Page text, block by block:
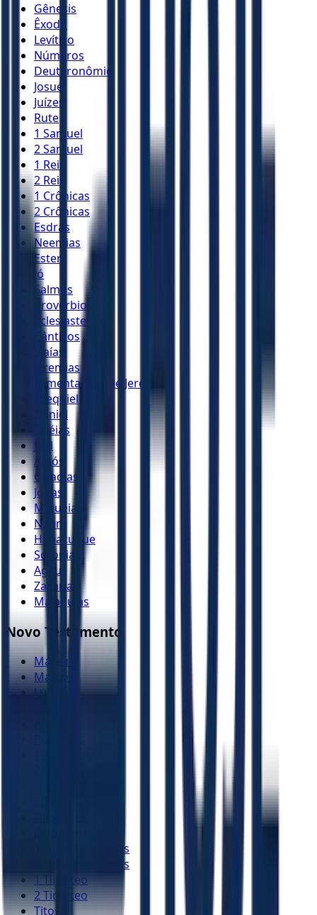
Gênesis
Êxodo
Levítico
Números
Deuteronômio
Josué
Juízes
Rute
1 Samuel
2 Samuel
1 Reis
2 Reis
1 Crônicas
2 Crônicas
Esdras
Neemias
Ester
Jó
Salmos
Provérbios
Eclesiastes
Cânticos
Isaías
Jeremias
Lamentações de Jeremias
Ezequiel
Daniel
Oséias
Joel
Amós
Obadias
Jonas
Miquéias
Naum
Habacuque
Sofonias
Ageu
Zacarias
Malaquias
Novo Testamento
Mateus
Marcos
Lucas
1 Tessalonicenses
2 Tessalonicenses
1 Timóteo
2 Timóteo
Tito